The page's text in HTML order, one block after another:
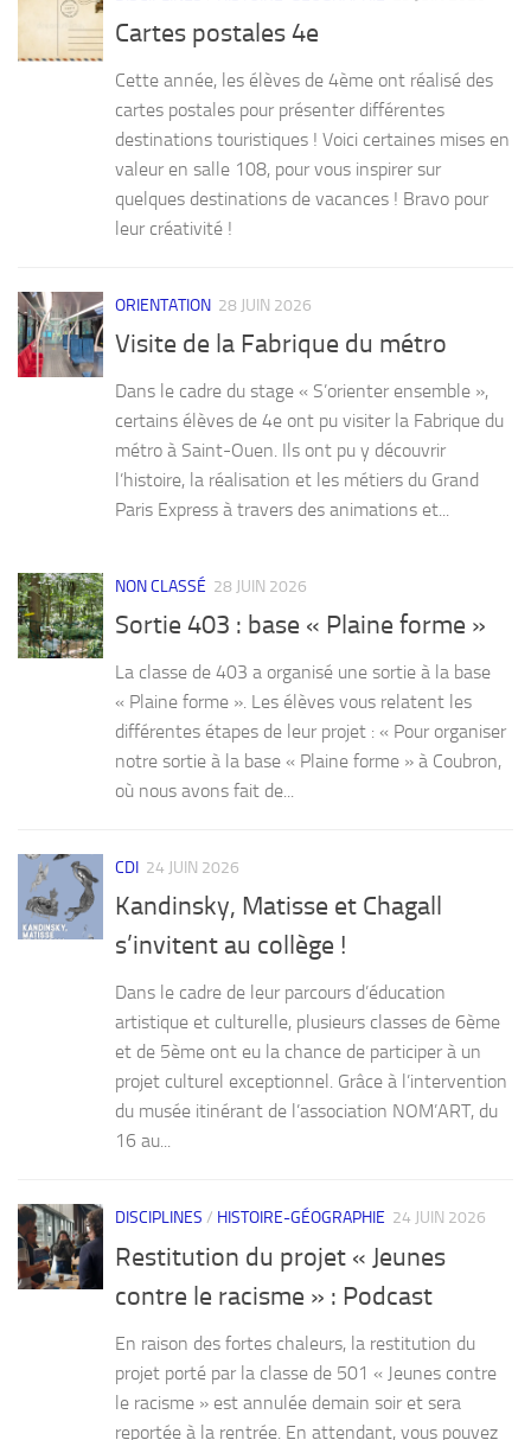
Cartes postales 4e
Cette année, les élèves de 4ème ont réalisé des
cartes postales pour présenter différentes
destinations touristiques ! Voici certaines mises en
valeur en salle 108, pour vous inspirer sur
quelques destinations de vacances ! Bravo pour
leur créativité !
ORIENTATION 28 JUIN 2026
Visite de la Fabrique du métro
Dans le cadre du stage « S’orienter ensemble »,
certains élèves de 4e ont pu visiter la Fabrique du
métro à Saint-Ouen. Ils ont pu y découvrir
l’histoire, la réalisation et les métiers du Grand
Paris Express à travers des animations et...
NON CLASSÉ 28 JUIN 2026
Sortie 403 : base « Plaine forme »
La classe de 403 a organisé une sortie à la base
« Plaine forme ». Les élèves vous relatent les
différentes étapes de leur projet : « Pour organiser
notre sortie à la base « Plaine forme » à Coubron,
où nous avons fait de...
CDI 24 JUIN 2026
Kandinsky, Matisse et Chagall
s’invitent au collège !
Dans le cadre de leur parcours d’éducation
artistique et culturelle, plusieurs classes de 6ème
et de 5ème ont eu la chance de participer à un
projet culturel exceptionnel. Grâce à l’intervention
du musée itinérant de l’association NOM’ART, du
16 au...
DISCIPLINES / HISTOIRE-GÉOGRAPHIE 24 JUIN 2026
Restitution du projet « Jeunes
contre le racisme » : Podcast
En raison des fortes chaleurs, la restitution du
projet porté par la classe de 501 « Jeunes contre
le racisme » est annulée demain soir et sera
reportée à la rentrée. En attendant, vous pouvez